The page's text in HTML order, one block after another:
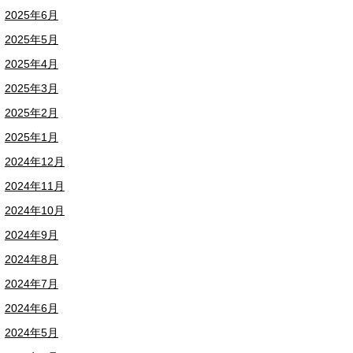
2025年6月
2025年5月
2025年4月
2025年3月
2025年2月
2025年1月
2024年12月
2024年11月
2024年10月
2024年9月
2024年8月
2024年7月
2024年6月
2024年5月